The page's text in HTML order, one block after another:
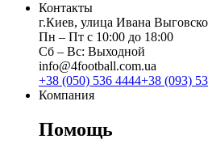
Контакты
г.Киев, улица Ивана
Пн ‒ Пт с 10:00 до 18:00
Сб ‒ Вс: Выходной
info@4football.com.ua
+38 (050) 536 4444+38 (093)
Компания
Помощь